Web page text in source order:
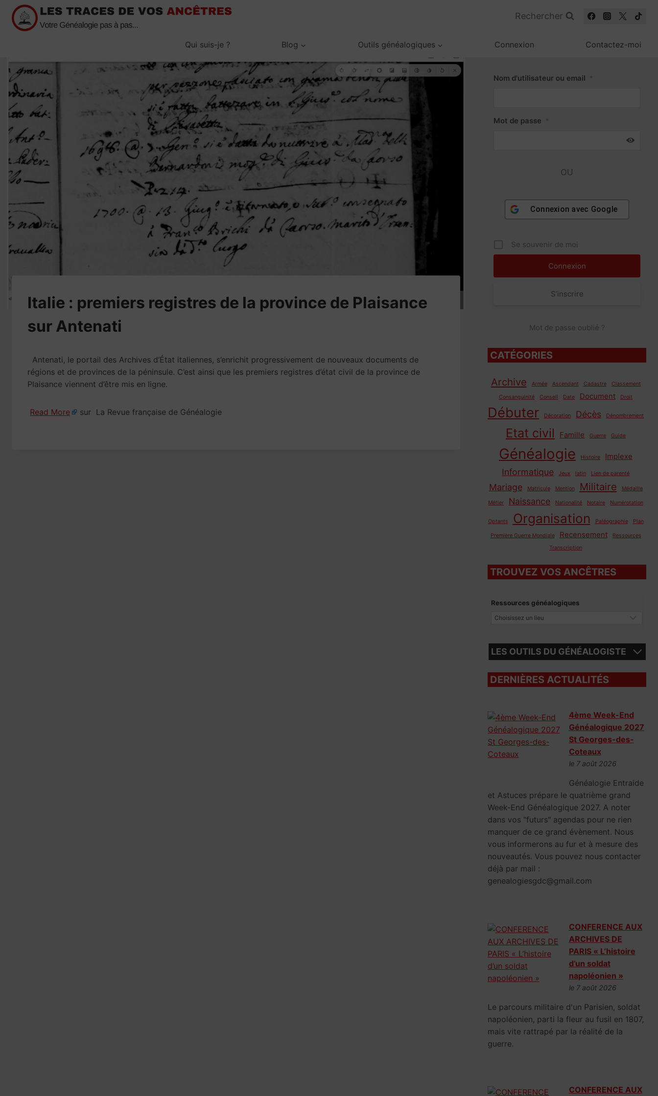
Passer
contenu
Rechercher
Qui suis-je ? Blog Outils généalogiques Connexion Contactez-moi
Italie : premiers registres de la province de Plaisance
sur Antenati
Antenati, le portail des Archives d’État italiennes, s’enrichit progressivement de nouveaux documents de
régions et de provinces de la péninsule. C’est ainsi que les premiers registres d’état civil de la province de
Plaisance viennent d’être mis en ligne.
Read More sur La Revue française de Généalogie
Nom d'utilisateur ou email
Mot de passe
OU
Connexion avec Google
Se souvenir de moi
S’inscrire
Mot de passe oublié ?
CATÉGORIES
Archive Armée Ascendant Cadastre Classement
Consanguinité Conseil Date Document Droit
Débuter Décoration Décès Dénombrement
Etat civil Famille Guerre Guide
Généalogie Histoire Implexe
Informatique Jeux latin Lien de parenté
Mariage Matricule Mention Militaire Médaille
Métier Naissance Nationalité Notaire Numérotation
Optants Organisation Paléographie Plan
Première Guerre Mondiale Recensement
Ressources
Transcription
TROUVEZ VOS ANCÊTRES
Ressources généalogiques
LES OUTILS DU GÉNÉALOGISTE
DERNIÈRES ACTUALITÉS
4ème Week-End
Généalogique 2027
St Georges-des-
Coteaux
le 7 août 2026
Généalogie Entraide
et Astuces prépare le quatrième grand
Week-End Généalogique 2027. A noter
dans vos "futurs" agendas pour ne rien
manquer de ce grand évènement. Nous
vous informerons au fur et à mesure des
nouveautés. Vous pouvez nous contacter
déjà par mail :
genealogiesgdc@gmail.com
CONFERENCE AUX
ARCHIVES DE
PARIS « L’histoire
d’un soldat
napoléonien »
le 7 août 2026
Le parcours militaire d'un Parisien, soldat
napoléonien, parti la fleur au fusil en 1807,
mais vite rattrapé par la réalité de la
guerre.
CONFERENCE AUX